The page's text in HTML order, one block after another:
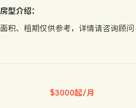
房型介绍：
面积、租期仅供参考，详情请咨询顾问
$3000起/月